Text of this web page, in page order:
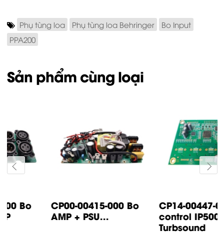
Phụ tùng loa Phụ tùng loa Behringer
Bo Input
PPA200
Sản phẩm cùng loại
CP14-00447-000 Bo
control IP500
CP05-00500-000 Bo
input IP1000 /